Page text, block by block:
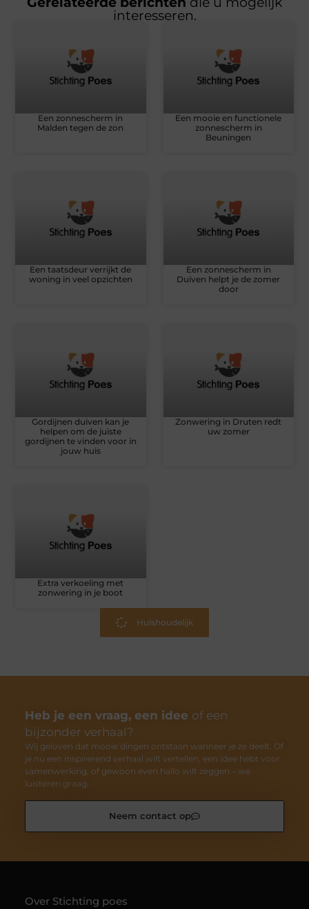
interesseren.
Een zonnescherm in
Malden tegen de zon
Een mooie en functionele
zonnescherm in
Beuningen
Een taatsdeur verrijkt de
woning in veel opzichten
Een zonnescherm in
Duiven helpt je de zomer
door
Gordijnen duiven kan je
helpen om de juiste
gordijnen te vinden voor in
jouw huis
Zonwering in Druten redt
uw zomer
Extra verkoeling met
zonwering in je boot
Huishoudelijk
Heb je een vraag, een idee of een
bijzonder verhaal?
Wij geloven dat mooie dingen ontstaan wanneer je ze deelt. Of
je nu een inspirerend verhaal wilt vertellen, een idee hebt voor
samenwerking, of gewoon even hallo wilt zeggen – we
luisteren graag.
Neem contact op
Over Stichting poes